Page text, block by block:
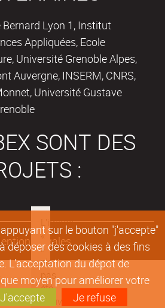
sur le bouton "j'accepte"
déposer des cookies à des fins
L'acceptation du dépot de
moyen pour améliorer votre
J'accepte Je refuse
Lyon 1, Institut
Appliquées, Ecole
Université Grenoble Alpes,
Auvergne, INSERM, CNRS,
Université Gustave
SONT DES
:
légales